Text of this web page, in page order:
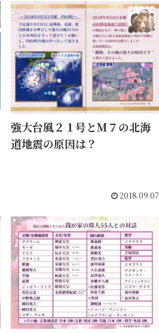
強大台風２１号とＭ７の北海
道地震の原因は？
2018.09.07